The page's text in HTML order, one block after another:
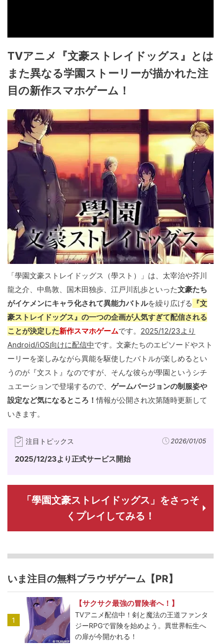
TVアニメ『文豪ストレイドッグス』とは
また異なる学園ストーリーが描かれた注
目の新作スマホゲーム！
「學園文豪ストレイドッグス（學スト）」は、太宰治や芥川
龍之介、中島敦、国木田独歩、江戸川乱歩といった文豪たち
がイケメンにキャラ化されて異能力バトルを繰り広げる 『文
豪ストレイドッグス』の一つの企画が人気すぎて配信される
ことが決定した新作スマホゲームです。 2025/12/23より
Android/iOS向けに配信中です。文豪たちのエピソードやスト
ーリーを楽しみながら異能を駆使したバトルが楽しめるとい
うのが『文スト』なのですが、そんな彼らが學園というシチ
ュエーションで登場するので、 ゲームバージョンの制服姿や
設定など気になるところ！情報が公開され次第随時更新して
いきます。
注目トピックス 2026/01/05
2025/12/23より正式サービス開始
「學園文豪ストレイドッグス」をさっそ
くプレイしてみる！
いま注目の無料ブラウザゲーム【PR】
1
【サクサク最強の冒険者へ！】
TVアニメ配信中！剣と魔法の王道ファンタ
ジーRPGで冒険を始めよう。異世界転生へ
の扉が今開かれる！